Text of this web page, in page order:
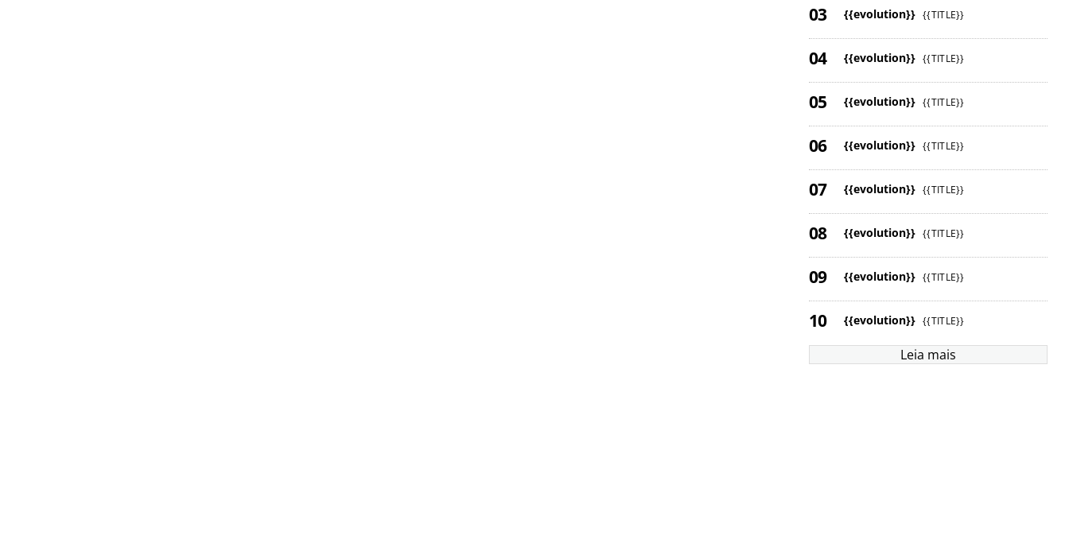
{{evolution}} {{TITLE}}
{{evolution}} {{TITLE}}
{{evolution}} {{TITLE}}
{{evolution}} {{TITLE}}
{{evolution}} {{TITLE}}
{{evolution}} {{TITLE}}
{{evolution}} {{TITLE}}
{{evolution}} {{TITLE}}
Leia mais